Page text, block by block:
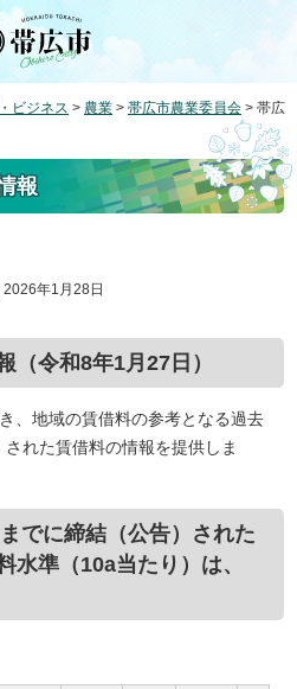
ビジネス > 農業 > 帯広市農業委員会 > 帯広
報
年1月28日
（令和8年1月27日）
、地域の賃借料の参考となる過去
れた賃借料の情報を提供しま
でに締結（公告）された
水準（10a当たり）は、